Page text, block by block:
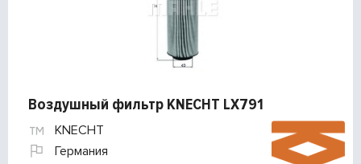
Воздушный фильтр KNECHT LX791
KNECHT
Германия